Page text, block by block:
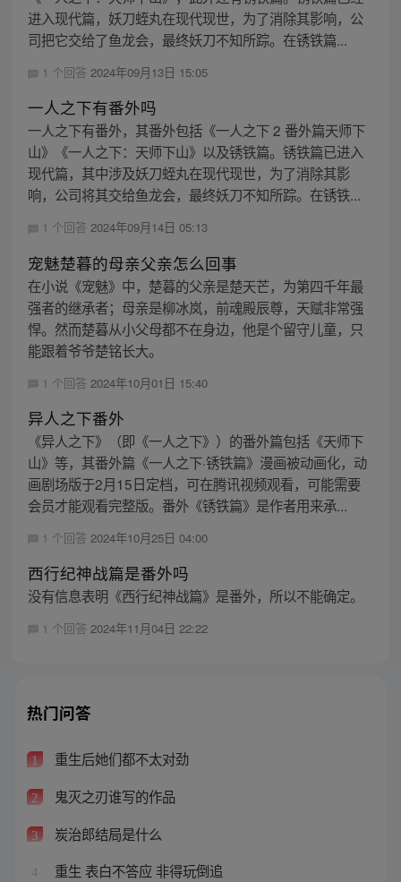
进入现代篇，妖刀蛭丸在现代现世，为了消除其影响，公
司把它交给了鱼龙会，最终妖刀不知所踪。在锈铁篇...
1 个回答 2024年09月13日 15:05
一人之下有番外吗
一人之下有番外，其番外包括《一人之下 2 番外篇天师下
山》《一人之下：天师下山》以及锈铁篇。锈铁篇已进入
现代篇，其中涉及妖刀蛭丸在现代现世，为了消除其影
响，公司将其交给鱼龙会，最终妖刀不知所踪。在锈铁...
1 个回答 2024年09月14日 05:13
宠魅楚暮的母亲父亲怎么回事
在小说《宠魅》中，楚暮的父亲是楚天芒，为第四千年最
强者的继承者；母亲是柳冰岚，前魂殿辰尊，天赋非常强
悍。然而楚暮从小父母都不在身边，他是个留守儿童，只
能跟着爷爷楚铭长大。
1 个回答 2024年10月01日 15:40
异人之下番外
《异人之下》（即《一人之下》）的番外篇包括《天师下
山》等，其番外篇《一人之下·锈铁篇》漫画被动画化，动
画剧场版于2月15日定档，可在腾讯视频观看，可能需要
会员才能观看完整版。番外《锈铁篇》是作者用来承...
1 个回答 2024年10月25日 04:00
西行纪神战篇是番外吗
没有信息表明《西行纪神战篇》是番外，所以不能确定。
1 个回答 2024年11月04日 22:22
热门问答
1 重生后她们都不太对劲
2 鬼灭之刃谁写的作品
3 炭治郎结局是什么
4 重生 表白不答应 非得玩倒追